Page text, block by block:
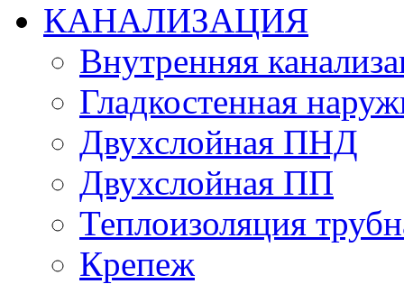
КАНАЛИЗАЦИЯ
Внутренняя
Гладкостенная
Двухслойная ПНД
Двухслойная ПП
Теплоизоляция
Крепеж